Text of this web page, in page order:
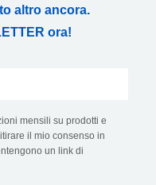
altro ancora.
ora!
mensili su prodotti e
il mio consenso in
un link di